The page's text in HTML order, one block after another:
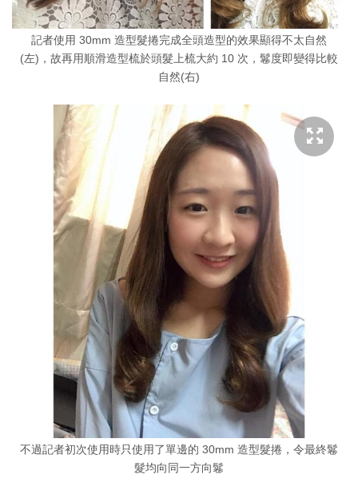
記者使用 30mm 造型髮捲完成全頭造型的效果顯得不太自然
(左)，故再用順滑造型梳於頭髮上梳大約 10 次，鬈度即變得比較
自然(右)
不過記者初次使用時只使用了單邊的 30mm 造型髮捲，令最終鬈
髮均向同一方向鬈